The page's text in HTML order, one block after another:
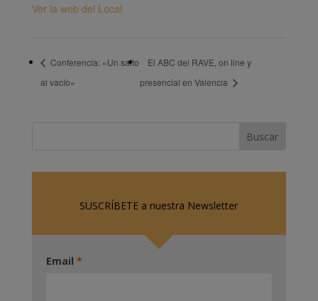
Ver la web del Local
Conferencia: «Un salto
al vacío»
El ABC del RAVE, on line y
presencial en Valencia
SUSCRÍBETE a nuestra Newsletter
Email *